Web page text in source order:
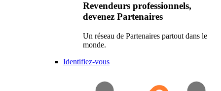
Revendeurs professionnels,
devenez Partenaires
Un réseau de Partenaires partout dans le
monde.
Identifiez-vous